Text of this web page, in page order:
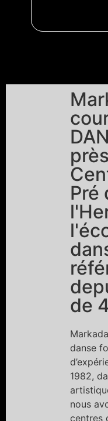
Pré
de
danse
1982,
nous
centres